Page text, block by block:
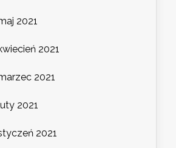
2021
2021
2021
2021
2021